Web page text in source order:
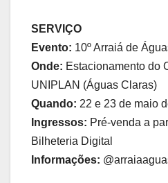
SERVIÇO
Evento: 10º Arraiá de
Onde: Estacionamento do
UNIPLAN (Águas Claras)
Quando: 22 e 23 de maio
Ingressos: Pré-venda a
Bilheteria Digital
Informações: